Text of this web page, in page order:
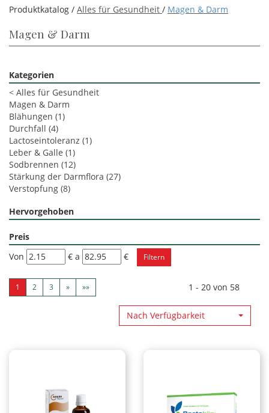
Produktkatalog / Alles für Gesundheit / Magen & Darm
Magen & Darm
Kategorien
< Alles für Gesundheit
Magen & Darm
Blähungen (1)
Durchfall (4)
Lactoseintoleranz (1)
Leber & Galle (1)
Sodbrennen (12)
Stärkung der Darmflora (27)
Verstopfung (8)
Hervorgehoben
Preis
filtra
Von € filtra
a €
1 2 3 » »» 1 - 20 von 58
Nach Verfügbarkeit